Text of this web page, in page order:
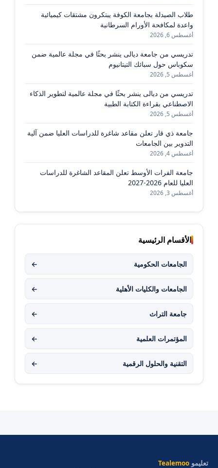
طلاب الصيدلة بجامعة الكوفة يبتكرون مشتقات كيميائية
واعدة لمكافحة الأورام السرطانية
أغسطس 6, 2026
تدريسي من جامعة ديالى ينشر بحثًا في مجلة عالمية ضمن
سكوباس حول سبائك التيتانيوم
أغسطس 5, 2026
تدريسي من ديالى ينشر بحثًا في مجلة عالمية لتطوير الذكاء
الاصطناعي بقراءة الكتابة الطبية
أغسطس 5, 2026
جامعة ذي قار تعلن مقاعد شاغرة للدراسات العليا ضمن آلية
التدوير بين الجامعات
أغسطس 4, 2026
جامعة الفرات الأوسط تعلن المقاعد الشاغرة للدراسات
العليا للعام 2026-2027
أغسطس 3, 2026
الأقسام الرئيسية
الجامعات الحكومية ←
الجامعات والكليات الأهلية ←
جامعة التراث ←
المؤتمرات العلمية ←
التقنية والحلول الرقمية ←
تعليمو Tealemoo